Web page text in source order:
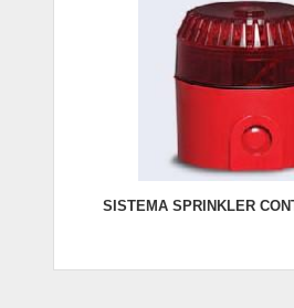
SISTEMA SPRINKLER